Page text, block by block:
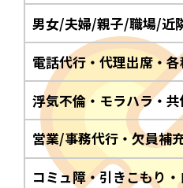
男女/夫婦/親子/職場/近
電話代行・代理出席・
浮気不倫・モラハラ・
営業/事務代行・欠員補
コミュ障・引きこもり